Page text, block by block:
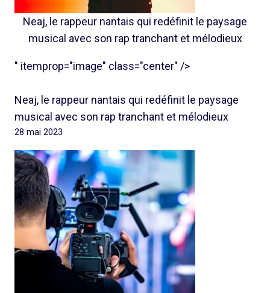
Neaj, le rappeur nantais qui redéfinit le paysage
musical avec son rap tranchant et mélodieux
" itemprop="image" class="center" />
Neaj, le rappeur nantais qui redéfinit le paysage
musical avec son rap tranchant et mélodieux
28 mai 2023